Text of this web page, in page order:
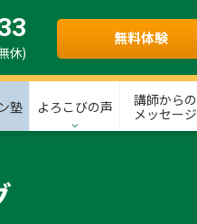
休)
無料体験
塾 よろこびの声
講師からの
メッセージ